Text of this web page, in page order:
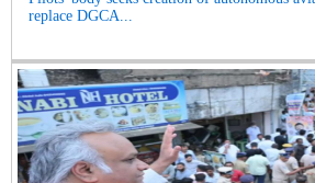
replace DGCA...